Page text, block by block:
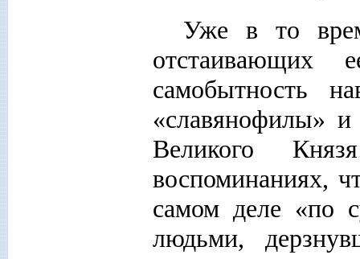
Уже в то
отстаивающих
самобытность
«славянофилы»
Великого
воспоминаниях,
самом деле «по
людьми,